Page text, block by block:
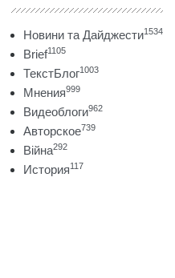
Новини та Дайджести1534
Brief1105
ТекстБлог1003
Мнения999
Видеоблоги962
Авторское739
Війна292
История117